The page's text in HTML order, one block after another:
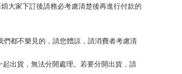
大家下訂後請務必考慮清楚後再進行付款的
都不樂見的，請您體諒，請消費者考慮清
出貨，無法分開處理。若要分開出貨，請